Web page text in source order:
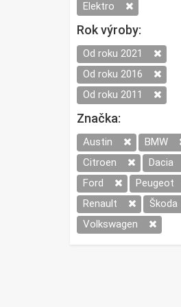
Elektro
Rok výroby:
Od roku 2021
Od roku 2016
Od roku 2011
Značka:
Austin
BMW
Citroen
Dacia
Ford
Peugeot
Renault
Škoda
Volkswagen